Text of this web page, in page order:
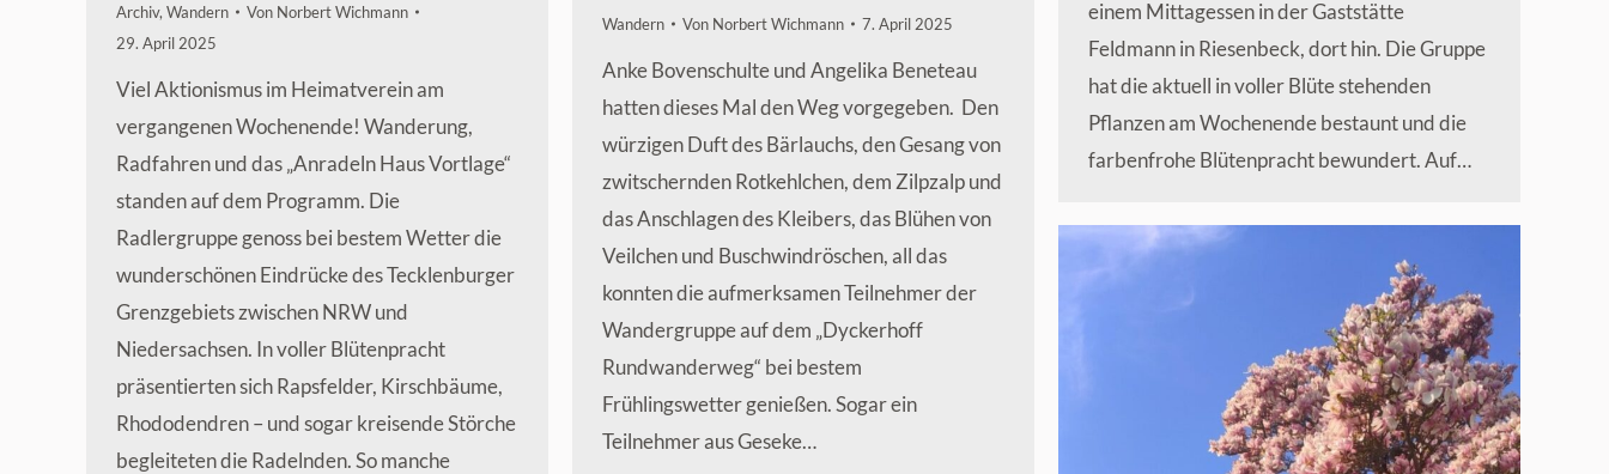
einem Mittagessen in der Gaststätte
Feldmann in Riesenbeck, dort hin. Die Gruppe
hat die aktuell in voller Blüte stehenden
Pflanzen am Wochenende bestaunt und die
farbenfrohe Blütenpracht bewundert. Auf…
Archiv, Wandern Von Norbert Wichmann
29. April 2025
Viel Aktionismus im Heimatverein am
vergangenen Wochenende! Wanderung,
Radfahren und das „Anradeln Haus Vortlage“
standen auf dem Programm. Die
Radlergruppe genoss bei bestem Wetter die
wunderschönen Eindrücke des Tecklenburger
Grenzgebiets zwischen NRW und
Niedersachsen. In voller Blütenpracht
präsentierten sich Rapsfelder, Kirschbäume,
Rhododendren – und sogar kreisende Störche
begleiteten die Radelnden. So manche
Wandern Von Norbert Wichmann 7. April 2025
Anke Bovenschulte und Angelika Beneteau
hatten dieses Mal den Weg vorgegeben. Den
würzigen Duft des Bärlauchs, den Gesang von
zwitschernden Rotkehlchen, dem Zilpzalp und
das Anschlagen des Kleibers, das Blühen von
Veilchen und Buschwindröschen, all das
konnten die aufmerksamen Teilnehmer der
Wandergruppe auf dem „Dyckerhoff
Rundwanderweg“ bei bestem
Frühlingswetter genießen. Sogar ein
Teilnehmer aus Geseke…